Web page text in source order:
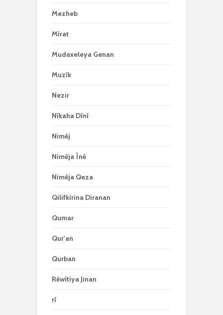
Mezheb
Mîrat
Mudaxeleya Genan
Muzîk
Nezir
Nîkaha Dînî
Nimêj
Nimêja Înê
Nimêja Qeza
Qilifkirina Diranan
Qumar
Qur'an
Qurban
Rêwîtiya Jinan
rî